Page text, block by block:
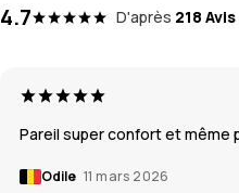
4.7 D'après 218 Avis
Pareil super confort et même
Odile 11 mars 2026